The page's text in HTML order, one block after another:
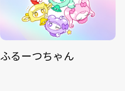
ふるーつちゃん